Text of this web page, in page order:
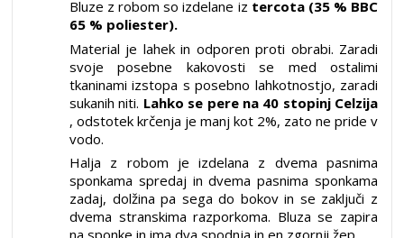
Bluze z robom so izdelane iz tercota (35 % BBC
65 % poliester).
Material je lahek in odporen proti obrabi. Zaradi
svoje posebne kakovosti se med ostalimi
tkaninami izstopa s posebno lahkotnostjo, zaradi
sukanih niti. Lahko se pere na 40 stopinj Celzija
, odstotek krčenja je manj kot 2%, zato ne pride v
vodo.
Halja z robom je izdelana z dvema pasnima
sponkama spredaj in dvema pasnima sponkama
zadaj, dolžina pa sega do bokov in se zaključi z
dvema stranskima razporkoma. Bluza se zapira